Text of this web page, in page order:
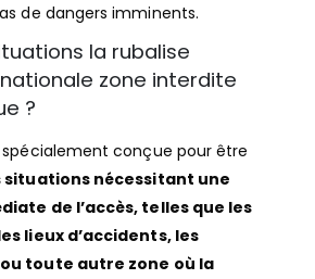
de dangers imminents.
la rubalise
zone interdite
?
conçue pour être
situations nécessitant une
de l’accès, telles que les
lieux d’accidents, les
toute autre zone où la